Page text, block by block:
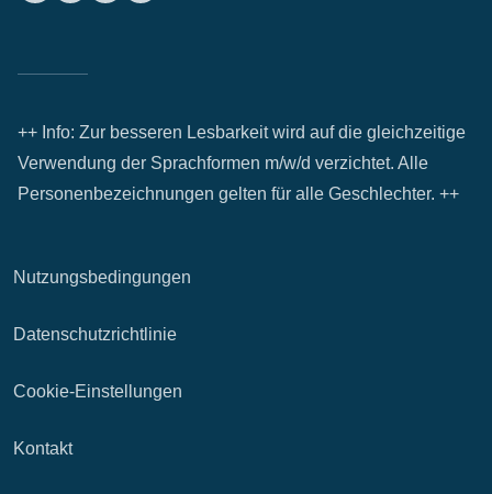
++ Info: Zur besseren Lesbarkeit wird auf die gleichzeitige
Verwendung der Sprachformen m/w/d verzichtet. Alle
Personenbezeichnungen gelten für alle Geschlechter. ++
Nutzungsbedingungen
Datenschutzrichtlinie
Cookie-Einstellungen
Kontakt